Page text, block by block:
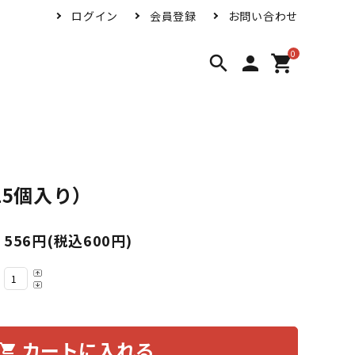
ログイン 会員登録 お問い合わせ
search person 0
shopping_cart
入り）
556円(税込600円)